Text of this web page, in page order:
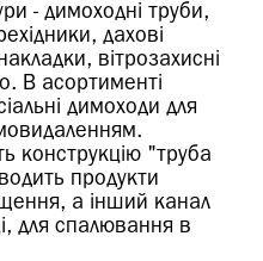
- димоходні труби,
дахові
вітрозахисні
В асортименті
димоходи для
конструкцію "труба
продукти
а інший канал
для спалювання в